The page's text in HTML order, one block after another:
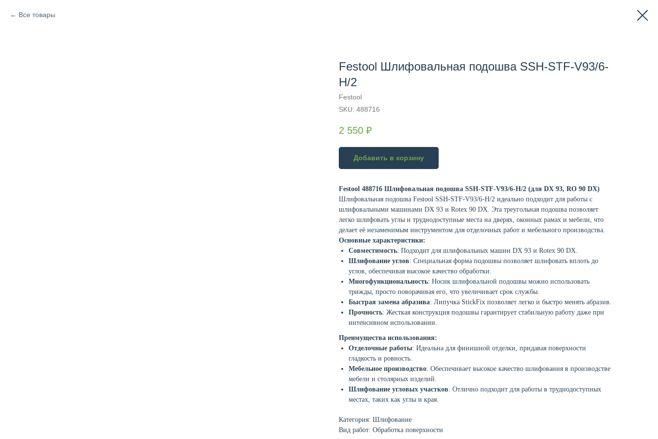
Все товары
Festool Шлифовальная подошва SSH-STF-V93/6-
H/2
Festool
SKU: 488716
2 550 ₽
Добавить в корзину
Festool 488716 Шлифовальная подошва SSH-STF-V93/6-H/2 (для DX 93, RO 90 DX)
Шлифовальная подошва Festool SSH-STF-V93/6-H/2 идеально подходит для работы с
шлифовальными машинами DX 93 и Rotex 90 DX. Эта треугольная подошва позволяет
легко шлифовать углы и труднодоступные места на дверях, оконных рамах и мебели, что
делает её незаменимым инструментом для отделочных работ и мебельного производства.
Основные характеристики:
Совместимость: Подходит для шлифовальных машин DX 93 и Rotex 90 DX.
Шлифование углов: Специальная форма подошвы позволяет шлифовать вплоть до
углов, обеспечивая высокое качество обработки.
Многофункциональность: Носик шлифовальной подошвы можно использовать
трижды, просто поворачивая его, что увеличивает срок службы.
Быстрая замена абразива: Липучка StickFix позволяет легко и быстро менять абразив.
Прочность: Жесткая конструкция подошвы гарантирует стабильную работу даже при
интенсивном использовании.
Преимущества использования:
Отделочные работы: Идеальна для финишной отделки, придавая поверхности
гладкость и ровность.
Мебельное производство: Обеспечивает высокое качество шлифования в производстве
мебели и столярных изделий.
Шлифование угловых участков: Отлично подходит для работы в труднодоступных
местах, таких как углы и края.
Категория: Шлифование
Вид работ: Обработка поверхности